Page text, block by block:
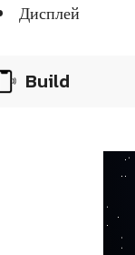
Дисплей
Build